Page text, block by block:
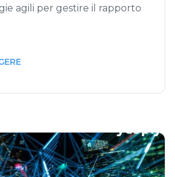
agili per gestire il rapporto